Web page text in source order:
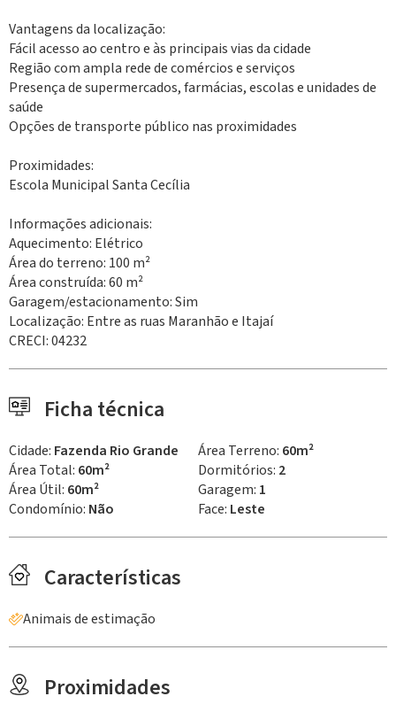
Vantagens da localização:
Fácil acesso ao centro e às principais vias da cidade
Região com ampla rede de comércios e serviços
Presença de supermercados, farmácias, escolas e unidades de
saúde
Opções de transporte público nas proximidades
Proximidades:
Escola Municipal Santa Cecília
Informações adicionais:
Aquecimento: Elétrico
Área do terreno: 100 m²
Área construída: 60 m²
Garagem/estacionamento: Sim
Localização: Entre as ruas Maranhão e Itajaí
CRECI: 04232
Ficha técnica
Cidade: Fazenda Rio Grande Área Terreno: 60m²
Área Total: 60m² Dormitórios: 2
Área Útil: 60m² Garagem: 1
Condomínio: Não Face: Leste
Características
Animais de estimação
Proximidades